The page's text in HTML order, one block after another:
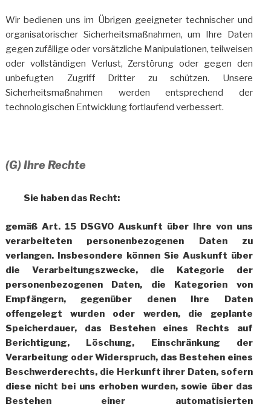
Wir bedienen uns im Übrigen geeigneter technischer und
organisatorischer Sicherheitsmaßnahmen, um Ihre Daten
gegen zufällige oder vorsätzliche Manipulationen, teilweisen
oder vollständigen Verlust, Zerstörung oder gegen den
unbefugten Zugriff Dritter zu schützen. Unsere
Sicherheitsmaßnahmen werden entsprechend der
technologischen Entwicklung fortlaufend verbessert.
(G) Ihre Rechte
Sie haben das Recht:
gemäß Art. 15 DSGVO Auskunft über Ihre von uns
verarbeiteten personenbezogenen Daten zu
verlangen. Insbesondere können Sie Auskunft über
die Verarbeitungszwecke, die Kategorie der
personenbezogenen Daten, die Kategorien von
Empfängern, gegenüber denen Ihre Daten
offengelegt wurden oder werden, die geplante
Speicherdauer, das Bestehen eines Rechts auf
Berichtigung, Löschung, Einschränkung der
Verarbeitung oder Widerspruch, das Bestehen eines
Beschwerderechts, die Herkunft ihrer Daten, sofern
diese nicht bei uns erhoben wurden, sowie über das
Bestehen einer automatisierten